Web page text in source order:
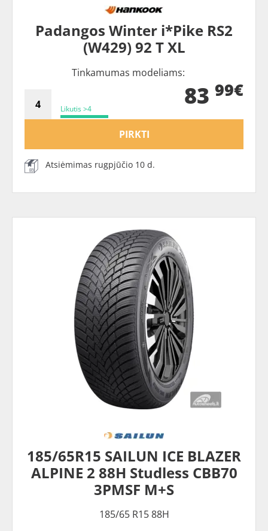
Padangos Winter i*Pike RS2
(W429) 92 T XL
Tinkamumas modeliams:
Likutis >4 83 99€
PIRKTI
Atsiėmimas rugpjūčio 10 d.
185/65R15 SAILUN ICE BLAZER
ALPINE 2 88H Studless CBB70
3PMSF M+S
185/65 R15 88H